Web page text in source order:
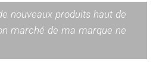
nouveaux produits haut de
marché de ma marque ne